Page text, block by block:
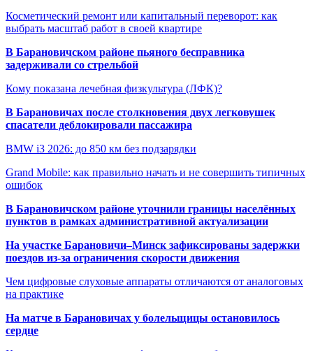
Косметический ремонт или капитальный переворот: как
выбрать масштаб работ в своей квартире
В Барановичском районе пьяного бесправника
задерживали со стрельбой
Кому показана лечебная физкультура (ЛФК)?
В Барановичах после столкновения двух легковушек
спасатели деблокировали пассажира
BMW i3 2026: до 850 км без подзарядки
Grand Mobile: как правильно начать и не совершить типичных
ошибок
В Барановичском районе уточнили границы населённых
пунктов в рамках административной актуализации
На участке Барановичи–Минск зафиксированы задержки
поездов из-за ограничения скорости движения
Чем цифровые слуховые аппараты отличаются от аналоговых
на практике
На матче в Барановичах у болельщицы остановилось
сердце